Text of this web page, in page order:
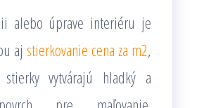
alebo úprave interiéru je
aj stierkovanie cena za m2,
vytvárajú hladký a